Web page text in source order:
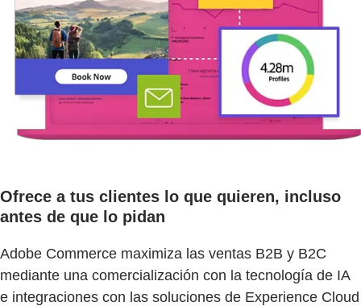
Ofrece a tus clientes lo que quieren, incluso
antes de que lo pidan
Adobe Commerce maximiza las ventas B2B y B2C
mediante una comercialización con la tecnología de IA
e integraciones con las soluciones de Experience Cloud